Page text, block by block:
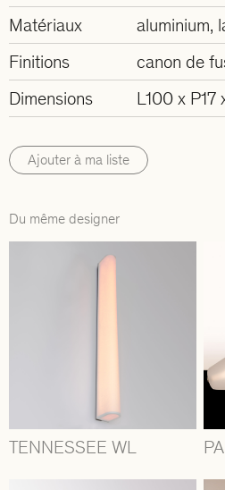
Matériaux
aluminium,
Finitions
canon de
Dimensions
L100 x P17
Ajouter à ma liste
Du même designer
TENNESSEE WL